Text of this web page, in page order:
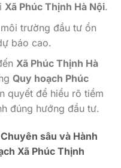
Xã Phúc Thịnh Hà Nội.
trường đầu tư ổn
báo cao.
Xã Phúc Thịnh Hà
Quy hoạch Phúc
quyết để hiểu rõ tiềm
đúng hướng đầu tư.
sâu và Hành
Xã Phúc Thịnh